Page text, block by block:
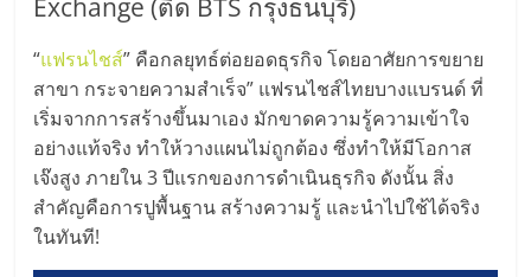
ทุน
ไว,
ที่
ปรึกษา
Exchange (ติด BTS กรุงธนบุรี)
“แฟรนไชส์” คือกลยุทธ์ต่อยอดธุรกิจ โดยอาศัยการขยาย
สาขา กระจายความสำเร็จ” แฟรนไชส์ไทยบางแบรนด์ ที่
เริ่มจากการสร้างขึ้นมาเอง มักขาดความรู้ความเข้าใจ
อย่างแท้จริง ทำให้วางแผนไม่ถูกต้อง ซึ่งทำให้มีโอกาส
เจ๊งสูง ภายใน 3 ปีแรกของการดำเนินธุรกิจ ดังนั้น สิ่ง
สำคัญคือการปูพื้นฐาน สร้างความรู้ และนำไปใช้ได้จริง
ในทันที!